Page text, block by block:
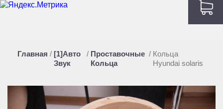
Главная / [1]Авто
Звук
/ Проставочные
Кольца
/ Кольца
Hyundai solaris